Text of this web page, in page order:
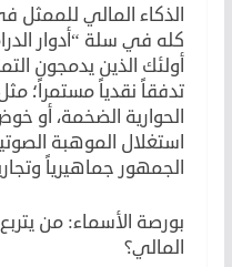
الذكاء المالي للممثل
كله في سلة “أدوار
أولئك الذين يدمجون
تدفقاً نقدياً مستمراً؛ مثل
الحوارية الضخمة، أو خوض
استغلال الموهبة
الجمهور جماهيرياً
بورصة الأسماء: من
المالي؟